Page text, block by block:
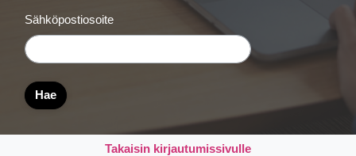
Sähköpostiosoite
Takaisin kirjautumissivulle